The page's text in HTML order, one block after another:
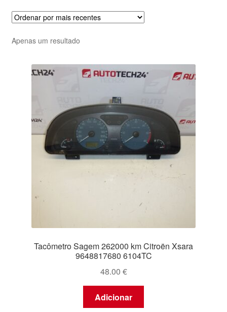
Apenas um resultado
Tacômetro Sagem 262000 km Citroën Xsara
9648817680 6104TC
48.00 €
Adicionar